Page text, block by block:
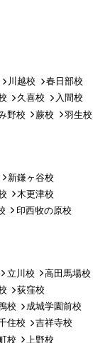
川越校
春日部校
久喜校
入間校
野校 蕨校
羽生校
新鎌ヶ谷校
木更津校
印西牧の原校
立川校
高田馬場校
荻窪校
校
成城学園前校
住校
吉祥寺校
校 上野校